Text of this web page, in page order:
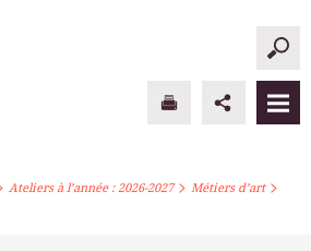
PARIS ATELIERS
Ateliers à l’année : 2026-2027> Métiers d’art>